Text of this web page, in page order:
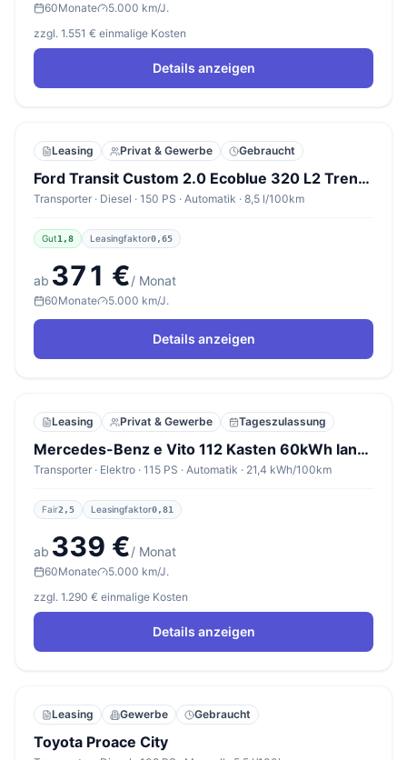
60Monate
5.000 km/J.
zzgl. 1.551 € einmalige Kosten
Details anzeigen
Leasing Privat & Gewerbe Gebraucht
Ford Transit Custom 2.0 Ecoblue 320 L2 Trend 9-S Kam
Transporter · Diesel · 150 PS · Automatik · 8,5 l/100km
Gut1,8 Leasingfaktor0,65
ab 371 €/ Monat
60Monate 5.000 km/J.
Details anzeigen
Leasing Privat & Gewerbe Tageszulassung
Mercedes-Benz e Vito 112 Kasten 60kWh lang Holz SHZ Klima 3-S
Transporter · Elektro · 115 PS · Automatik · 21,4 kWh/100km
Fair2,5 Leasingfaktor0,81
ab 339 €/ Monat
60Monate
5.000 km/J.
zzgl. 1.290 € einmalige Kosten
Details anzeigen
Leasing Gewerbe Gebraucht
Toyota Proace City